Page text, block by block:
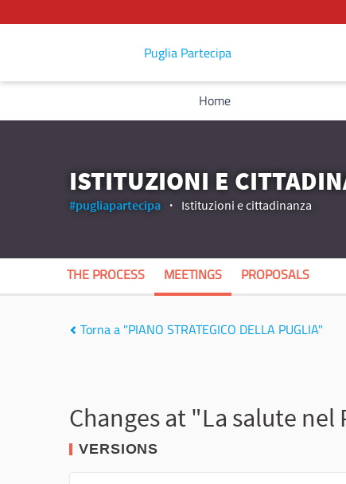
Puglia Partecipa
Home
ISTITUZIONI E
#pugliapartecipa Istituzioni e cittadinanza
THE PROCESS MEETINGS PROPOSALS
Torna a "PIANO STRATEGICO DELLA PUGLIA"
Changes at "La salute
VERSIONS